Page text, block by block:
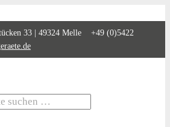
33 | 49324 Melle +49 (0)5422